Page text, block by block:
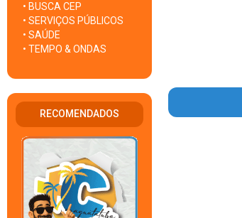
• BUSCA CEP
• SERVIÇOS PÚBLICOS
• SAÚDE
• TEMPO & ONDAS
RECOMENDADOS